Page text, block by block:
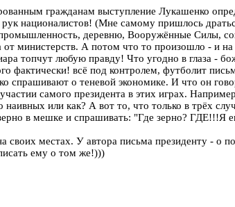
гражданам выступление Лукашенко
националистов! (Мне самому пришлось
деревню, Вооружённые Силы,
министерств. А потом что то произошло - и
топчут любую правду! Что угодно в глаза -
фактически! всё под контролем, футболит
спрашивают о теневой экономике. И что он
самого президента в этих играх.
или как? А вот то, что только в трёх
в мешке и спрашивать: "Где зерно? ГДЕ!!!Я
местах. У автора письма президенту - о
ему о том же!)))